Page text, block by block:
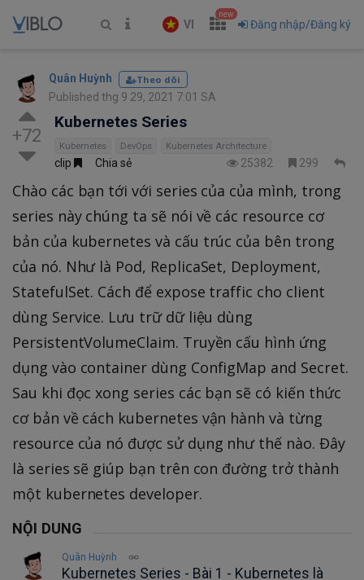
VI
new
Đăng nhập/Đăng ký
Quân Huỳnh Theo dõi
Published thg 9 29, 2021 7:01 SA
+72
Kubernetes Series
Kubernetes DevOps Kubernetes Architecture
clip Chia sẻ 25382 299
Chào các bạn tới với series của của mình, trong
series này chúng ta sẽ nói về các resource cơ
bản của kubernetes và cấu trúc của bên trong
của nó. Như là Pod, ReplicaSet, Deployment,
StatefulSet. Cách để expose traffic cho client
dùng Service. Lưu trữ dữ liệu dùng
PersistentVolumeClaim. Truyền cấu hình ứng
dụng vào container dùng ConfigMap and Secret.
Sau khi đọc xong series các bạn sẽ có kiến thức
cơ bản về cách kubernetes vận hành và từng
resource của nó được sử dụng như thế nào. Đây
là series sẽ giúp bạn trên con đường trở thành
một kubernetes developer.
NỘI DUNG
Quân Huỳnh
Kubernetes Series - Bài 1 - Kubernetes là